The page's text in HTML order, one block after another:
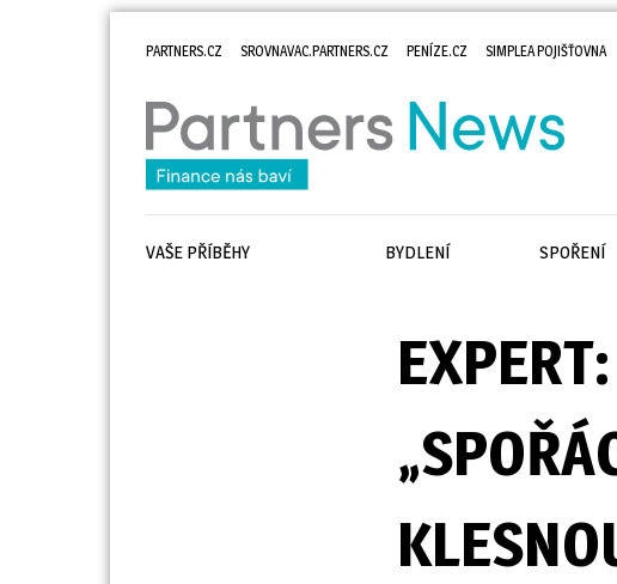
PARTNERS.CZ SROVNAVAC.PARTNERS.CZ PENÍZE.CZ SIMPLEA POJIŠŤOVNA
VAŠE PŘÍBĚHY BYDLENÍ SPOŘENÍ